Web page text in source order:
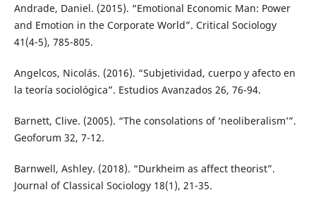
Andrade, Daniel. (2015). “Emotional Economic Man: Power
and Emotion in the Corporate World”. Critical Sociology
41(4-5), 785-805.
Angelcos, Nicolás. (2016). “Subjetividad, cuerpo y afecto en
la teoría sociológica”. Estudios Avanzados 26, 76-94.
Barnett, Clive. (2005). “The consolations of ‘neoliberalism’”.
Geoforum 32, 7-12.
Barnwell, Ashley. (2018). “Durkheim as affect theorist”.
Journal of Classical Sociology 18(1), 21-35.